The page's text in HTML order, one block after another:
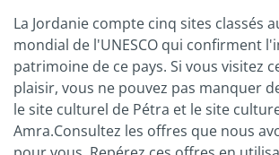
La Jordanie compte cinq sites classés
mondial de l'UNESCO qui confirment
patrimoine de ce pays. Si vous visitez
plaisir, vous ne pouvez pas manquer
le site culturel de Pétra et le site
Amra.Consultez les offres que nous